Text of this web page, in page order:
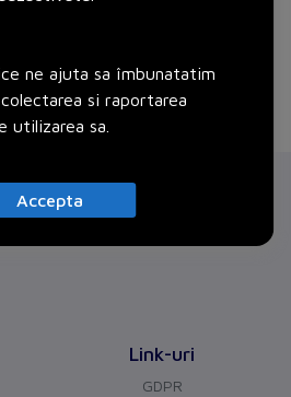
Servicii
Proiecte
Link-uri
GDPR
ne ajuta sa îmbunatatim
si raportarea
utilizarea sa.
Accepta